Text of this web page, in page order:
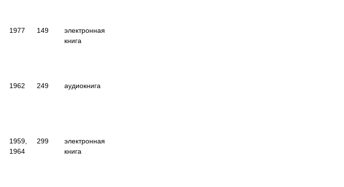
1977 149
электронная
книга
1962 249 аудиокнига
1959,
1964
299
электронная
книга